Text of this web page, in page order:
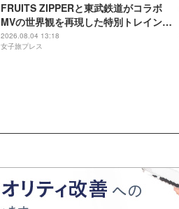
FRUITS ZIPPERと東武鉄道がコラボ
MVの世界観を再現した特別トレイン＆
メンバーの限定アナウンス
2026.08.04 13:18
女子旅プレス